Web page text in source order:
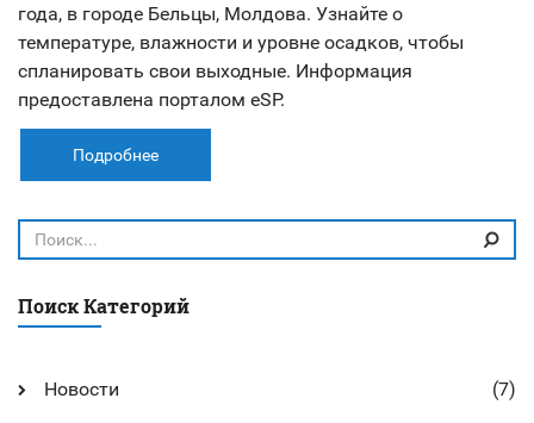
года, в городе Бельцы, Молдова. Узнайте о
температуре, влажности и уровне осадков, чтобы
спланировать свои выходные. Информация
предоставлена порталом eSP.
Подробнее
Поиск Категорий
Новости (7)